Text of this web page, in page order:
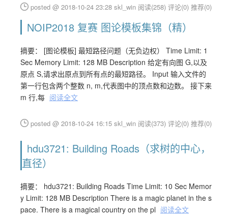
posted @ 2018-10-24 23:28 skl_win 阅读(258) 评论(0) 推荐(0)
NOIP2018 复赛 图论模板集锦（精）
摘要： [图论模板] 最短路径问题（无负边权） Time Limit: 1
Sec Memory Limit: 128 MB Description 给定有向图 G,以及
原点 S,请求出原点到所有点的最短路径。 Input 输入文件的
第一行包含两个整数 n, m,代表图中的顶点数和边数。 接下来
m 行,每 阅读全文
posted @ 2018-10-24 16:15 skl_win 阅读(373) 评论(0) 推荐(0)
hdu3721: Building Roads（求树的中心，
直径）
摘要： hdu3721: Building Roads Time Limit: 10 Sec Memor
y Limit: 128 MB Description There is a magic planet in the s
pace. There is a magical country on the pl 阅读全文